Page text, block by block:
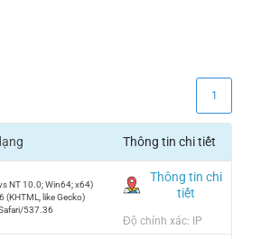
1
Thông tin chi tiết
NT 10.0; Win64; x64)
like Gecko)
537.36
Thông tin chi
tiết
Độ chính xác: IP